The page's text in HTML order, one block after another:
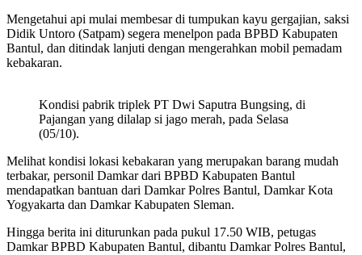
Mengetahui api mulai membesar di tumpukan kayu gergajian, saksi
Didik Untoro (Satpam) segera menelpon pada BPBD Kabupaten
Bantul, dan ditindak lanjuti dengan mengerahkan mobil pemadam
kebakaran.
Kondisi pabrik triplek PT Dwi Saputra Bungsing, di
Pajangan yang dilalap si jago merah, pada Selasa
(05/10).
Melihat kondisi lokasi kebakaran yang merupakan barang mudah
terbakar, personil Damkar dari BPBD Kabupaten Bantul
mendapatkan bantuan dari Damkar Polres Bantul, Damkar Kota
Yogyakarta dan Damkar Kabupaten Sleman.
Hingga berita ini diturunkan pada pukul 17.50 WIB, petugas
Damkar BPBD Kabupaten Bantul, dibantu Damkar Polres Bantul,